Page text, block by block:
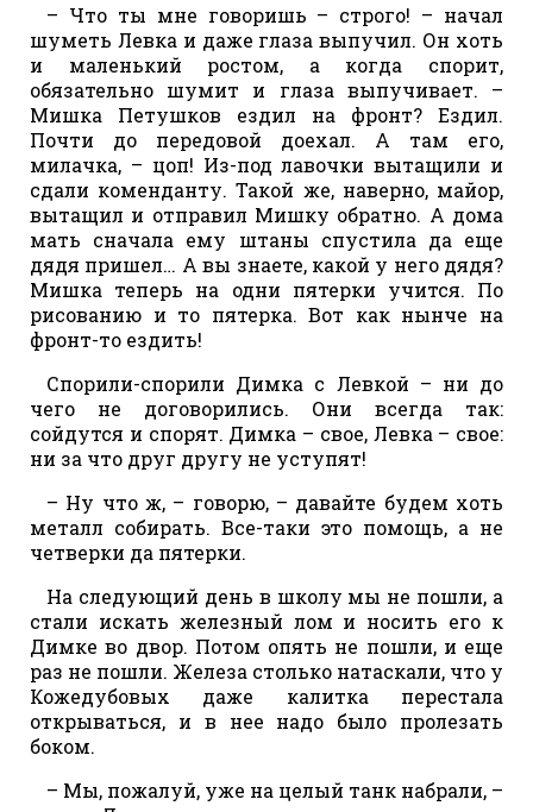
– Что ты мне говоришь – строго! – начал
шуметь Левка и даже глаза выпучил. Он хоть
и маленький ростом, а когда спорит,
обязательно шумит и глаза выпучивает. –
Мишка Петушков ездил на фронт? Ездил.
Почти до передовой доехал. А там его,
милачкa, – цоп! Из-под лавочки вытащили и
сдали коменданту. Такой же, наверно, майор,
вытащил и отправил Мишку обратно. А дома
мать сначала ему штаны спустила да еще
дядя пришел… А вы знаете, какой у него дядя?
Мишка теперь на одни пятерки учится. По
рисованию и то пятерка. Вот как нынче на
фронт-то ездить!
Спорили-спорили Димка с Левкой – ни до
чего не договорились. Они всегда так:
сойдутся и спорят. Димка – свое, Левка – свое:
ни за что друг другу не уступят!
– Ну что ж, – говорю, – давайте будем хоть
металл собирать. Все-таки это помощь, а не
четверки да пятерки.
На следующий день в школу мы не пошли, а
стали искать железный лом и носить его к
Димке во двор. Потом опять не пошли, и еще
раз не пошли. Железа столько натаскали, что у
Кожедубовых даже калитка перестала
открываться, и в нее надо было пролезать
боком.
– Мы, пожалуй, уже на целый танк набрали, –